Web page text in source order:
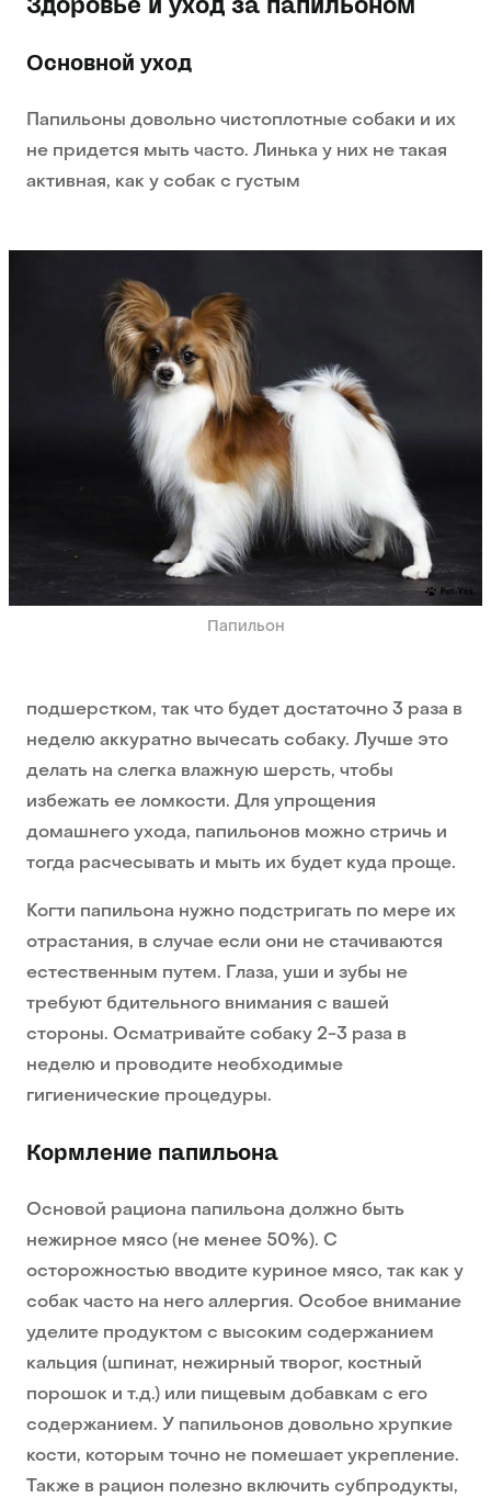
Здоровье и уход за папильоном
Основной уход
Папильоны довольно чистоплотные собаки и их
не придется мыть часто. Линька у них не такая
активная, как у собак с густым
Папильон
подшерстком, так что будет достаточно 3 раза в
неделю аккуратно вычесать собаку. Лучше это
делать на слегка влажную шерсть, чтобы
избежать ее ломкости. Для упрощения
домашнего ухода, папильонов можно стричь и
тогда расчесывать и мыть их будет куда проще.
Когти папильона нужно подстригать по мере их
отрастания, в случае если они не стачиваются
естественным путем. Глаза, уши и зубы не
требуют бдительного внимания с вашей
стороны. Осматривайте собаку 2-3 раза в
неделю и проводите необходимые
гигиенические процедуры.
Кормление папильона
Основой рациона папильона должно быть
нежирное мясо (не менее 50%). С
осторожностью вводите куриное мясо, так как у
собак часто на него аллергия. Особое внимание
уделите продуктом с высоким содержанием
кальция (шпинат, нежирный творог, костный
порошок и т.д.) или пищевым добавкам с его
содержанием. У папильонов довольно хрупкие
кости, которым точно не помешает укрепление.
Также в рацион полезно включить субпродукты,